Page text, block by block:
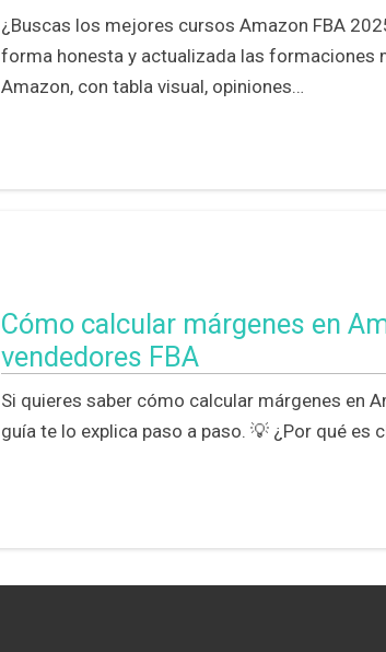
¿Buscas los mejores cursos Amazon FBA
forma honesta y actualizada las formaciones
Amazon, con tabla visual, opiniones…
Cómo calcular márgenes en
vendedores FBA
Si quieres saber cómo calcular márgenes en
guía te lo explica paso a paso. 💡 ¿Por qué es